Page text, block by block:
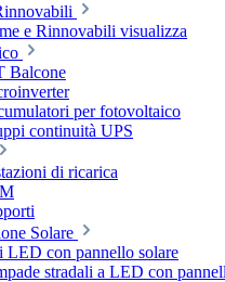
e Rinnovabili visualizza
Balcone
per fotovoltaico
continuità UPS
di ricarica
Solare
LED con pannello solare
stradali a LED con